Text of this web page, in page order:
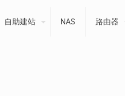
自助建站 NAS 路由器